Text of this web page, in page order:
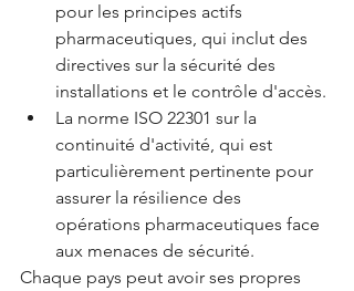
pour les principes actifs
pharmaceutiques, qui inclut des
directives sur la sécurité des
installations et le contrôle d'accès.
La norme ISO 22301 sur la
continuité d'activité, qui est
particulièrement pertinente pour
assurer la résilience des
opérations pharmaceutiques face
aux menaces de sécurité.
Chaque pays peut avoir ses propres